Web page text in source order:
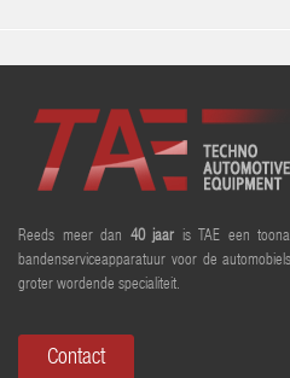
Reeds meer dan 40 jaar is TAE een
bandenserviceapparatuur voor de
groter wordende specialiteit.
Contact